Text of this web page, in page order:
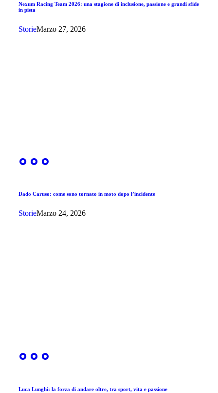
Nexum Racing Team 2026: una stagione di inclusione, passione e grandi sfide
in pista
StorieMarzo 27, 2026
Dado Caruso: come sono tornato in moto dopo l’incidente
StorieMarzo 24, 2026
Luca Lunghi: la forza di andare oltre, tra sport, vita e passione